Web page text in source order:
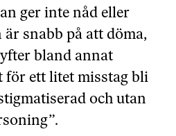
ger inte nåd eller
snabb på att döma,
bland annat
för ett litet misstag bli
och utan